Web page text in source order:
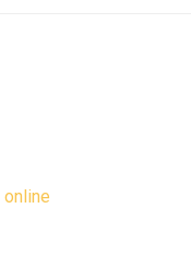
online